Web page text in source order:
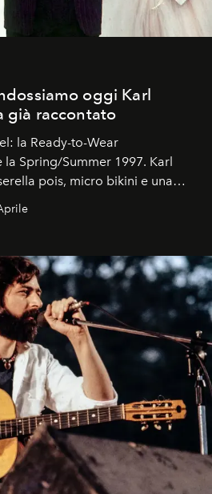
oggi Karl
già raccontato
la Ready-to-Wear
Spring/Summer 1997. Karl
pois, micro bikini e una
dietro l'altra. Trent'anni dopo,
che abbiamo.